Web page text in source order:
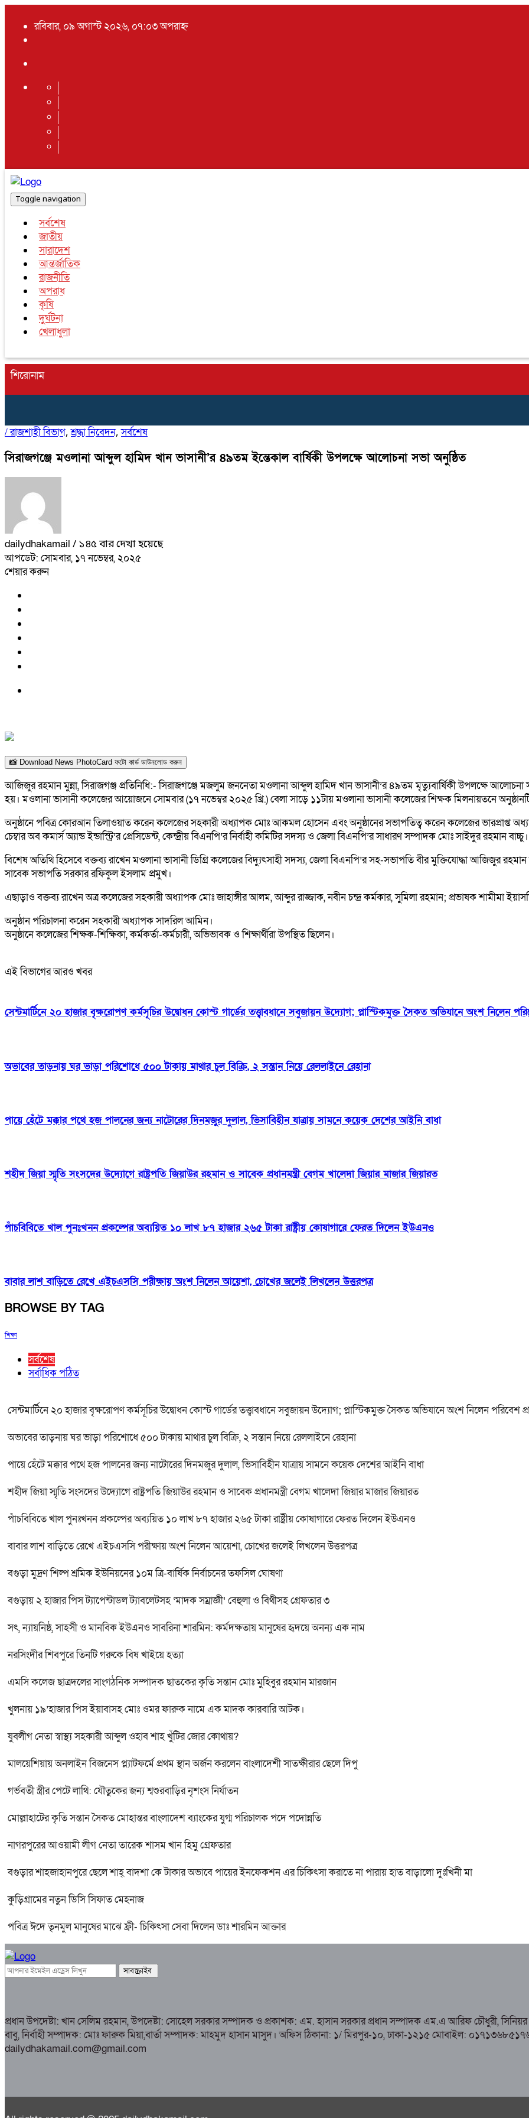
রবিবার, ০৯ অগাস্ট ২০২৬, ০৭:০৩ অপরাহ্ন
Toggle navigation
সর্বশেষ
জাতীয়
সারাদেশ
আন্তর্জাতিক
রাজনীতি
অপরাধ
কৃষি
দুর্ঘটনা
খেলাধুলা
শিরোনাম
/রাজশাহী বিভাগ,শ্রদ্ধা নিবেদন,সর্বশেষ
সিরাজগঞ্জে মওলানা আব্দুল হামিদ খান ভাসানী’র ৪৯তম ইন্তেকাল বার্ষিকী উপলক্ষে আলোচনা সভা অনুষ্ঠিত
dailydhakamail / ১৪৫ বার দেখা হয়েছে
আপডেট: সোমবার, ১৭ নভেম্বর, ২০২৫
শেয়ার করুন
📸 Download News PhotoCard ফটো কার্ড ডাউনলোড করুন
আজিজুর রহমান মুন্না, সিরাজগঞ্জ প্রতিনিধি:- সিরাজগঞ্জে মজলুম জননেতা মওলানা আব্দুল হামিদ খান ভাসানী’র ৪৯তম মৃত্যুবার্ষিকী উপলক্ষে
হয়। মওলানা ভাসানী কলেজের আয়োজনে সোমবার (১৭ নভেম্বর ২০২৫ খ্রি.) বেলা সাড়ে ১১টায় মওলানা ভাসানী কলেজের শিক্ষক মিলনায়তনে
অনুষ্ঠানে পবিত্র কোরআন তিলাওয়াত করেন কলেজের সহকারী অধ্যাপক মোঃ আকমল হোসেন এবং অনুষ্ঠানের সভাপতিত্ব করেন কলেজের ভারপ্রাপ্ত অধ্যক্ষ
চেম্বার অব কমার্স অ্যান্ড ইন্ডাস্ট্রি’র প্রেসিডেন্ট, কেন্দ্রীয় বিএনপি’র নির্বাহী কমিটির সদস্য ও জেলা বিএনপি’র সাধারণ সম্পাদক মোঃ সাইদুর রহমান বাচ্চু।
বিশেষ অতিথি হিসেবে বক্তব্য রাখেন মওলানা ভাসানী ডিগ্রি কলেজের বিদ্যুৎসাহী সদস্য, জেলা বিএনপি’র সহ-সভাপতি বীর মুক্তিযোদ্ধা আজিজুর
সাবেক সভাপতি সরকার রফিকুল ইসলাম প্রমুখ।
এছাড়াও বক্তব্য রাখেন অত্র কলেজের সহকারী অধ্যাপক মোঃ জাহাঙ্গীর আলম, আব্দুর রাজ্জাক, নবীন চন্দ্র কর্মকার, সুমিলা রহমান; প্রভাষক শামীমা
অনুষ্ঠান পরিচালনা করেন সহকারী অধ্যাপক সাদরিল আমিন।
অনুষ্ঠানে কলেজের শিক্ষক-শিক্ষিকা, কর্মকর্তা-কর্মচারী, অভিভাবক ও শিক্ষার্থীরা উপস্থিত ছিলেন।
এই বিভাগের আরও খবর
সেন্টমার্টিনে ২০ হাজার বৃক্ষরোপণ কর্মসূচির উদ্বোধন কোস্ট গার্ডের তত্ত্বাবধানে সবুজায়ন উদ্যোগ; প্লাস্টিকমুক্ত সৈকত অভিযানে অংশ নিলেন
অভাবের তাড়নায় ঘর ভাড়া পরিশোধে ৫০০ টাকায় মাথার চুল বিক্রি, ২ সন্তান নিয়ে রেললাইনে রেহানা
পায়ে হেঁটে মক্কার পথে হজ পালনের জন্য নাটোরের দিনমজুর দুলাল, ভিসাবিহীন যাত্রায় সামনে কয়েক দেশের আইনি বাধা
শহীদ জিয়া স্মৃতি সংসদের উদ্যোগে রাষ্ট্রপতি জিয়াউর রহমান ও সাবেক প্রধানমন্ত্রী বেগম খালেদা জিয়ার মাজার জিয়ারত
পাঁচবিবিতে খাল পুনঃখনন প্রকল্পের অব্যয়িত ১০ লাখ ৮৭ হাজার ২৬৫ টাকা রাষ্ট্রীয় কোষাগারে ফেরত দিলেন ইউএনও
বাবার লাশ বাড়িতে রেখে এইচএসসি পরীক্ষায় অংশ নিলেন আয়েশা, চোখের জলেই লিখলেন উত্তরপত্র
BROWSE BY TAG
শিক্ষা
সর্বশেষ
সর্বাধিক পঠিত
সেন্টমার্টিনে ২০ হাজার বৃক্ষরোপণ কর্মসূচির উদ্বোধন কোস্ট গার্ডের তত্ত্বাবধানে সবুজায়ন উদ্যোগ; প্লাস্টিকমুক্ত সৈকত অভিযানে অংশ নিলেন পরিবেশ
অভাবের তাড়নায় ঘর ভাড়া পরিশোধে ৫০০ টাকায় মাথার চুল বিক্রি, ২ সন্তান নিয়ে রেললাইনে রেহানা
পায়ে হেঁটে মক্কার পথে হজ পালনের জন্য নাটোরের দিনমজুর দুলাল, ভিসাবিহীন যাত্রায় সামনে কয়েক দেশের আইনি বাধা
শহীদ জিয়া স্মৃতি সংসদের উদ্যোগে রাষ্ট্রপতি জিয়াউর রহমান ও সাবেক প্রধানমন্ত্রী বেগম খালেদা জিয়ার মাজার জিয়ারত
পাঁচবিবিতে খাল পুনঃখনন প্রকল্পের অব্যয়িত ১০ লাখ ৮৭ হাজার ২৬৫ টাকা রাষ্ট্রীয় কোষাগারে ফেরত দিলেন ইউএনও
বাবার লাশ বাড়িতে রেখে এইচএসসি পরীক্ষায় অংশ নিলেন আয়েশা, চোখের জলেই লিখলেন উত্তরপত্র
বগুড়া মুদ্রণ শিল্প শ্রমিক ইউনিয়নের ১০ম ত্রি-বার্ষিক নির্বাচনের তফসিল ঘোষণা
বগুড়ায় ২ হাজার পিস ট্যাপেন্টাডল ট্যাবলেটসহ ‘মাদক সম্রাজ্ঞী’ বেহুলা ও বিথীসহ গ্রেফতার ৩
সৎ, ন্যায়নিষ্ঠ, সাহসী ও মানবিক ইউএনও সাবরিনা শারমিন: কর্মদক্ষতায় মানুষের হৃদয়ে অনন্য এক নাম
নরসিংদীর শিবপুরে তিনটি গরুকে বিষ খাইয়ে হত্যা
এমসি কলেজ ছাত্রদলের সাংগঠনিক সম্পাদক ছাতকের কৃতি সন্তান মোঃ মুহিবুর রহমান মারজান
খুলনায় ১৯’হাজার পিস ইয়াবাসহ মোঃ ওমর ফারুক নামে এক মাদক কারবারি আটক।
যুবলীগ নেতা স্বাস্থ্য সহকারী আব্দুল ওহাব শাহ খুঁটির জোর কোথায়?
মালয়েশিয়ায় অনলাইন বিজনেস প্ল্যাটফর্মে প্রথম স্থান অর্জন করলেন বাংলাদেশী সাতক্ষীরার ছেলে দিপু
গর্ভবতী স্ত্রীর পেটে লাথি: যৌতুকের জন্য শ্বশুরবাড়ির নৃশংস নির্যাতন
মোল্লাহাটের কৃতি সন্তান সৈকত মোহান্তর বাংলাদেশ ব্যাংকের যুগ্ম পরিচালক পদে পদোন্নতি
নাগরপুরের আওয়ামী লীগ নেতা তারেক শাসম খান হিমু গ্রেফতার
বগুড়ার শাহজাহানপুরে ছেলে শাহ্ বাদশা কে টাকার অভাবে পায়ের ইনফেকশন এর চিকিৎসা করাতে না পারায় হাত বাড়ালো দুঃখিনী মা
কুড়িগ্রামের নতুন ডিসি সিফাত মেহনাজ
পবিত্র ঈদে তৃনমুল মানুষের মাঝে ফ্রী- চিকিৎসা সেবা দিলেন ডাঃ শারমিন আক্তার
প্রধান উপদেষ্টা: খান সেলিম রহমান, উপদেষ্টা: সোহেল সরকার সম্পাদক ও প্রকাশক: এম. হাসান সরকার প্রধান সম্পাদক এম.এ আরিফ চৌধুরী,
বাবু, নির্বাহী সম্পাদক: মোঃ ফারুক মিয়া,বার্তা সম্পাদক: মাহমুদ হাসান মাসুদ। অফিস ঠিকানা: ১/ মিরপুর-১০, ঢাকা-১২১৫ মোবাইল:
dailydhakamail.com@gmail.com